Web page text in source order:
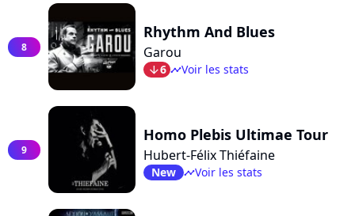
8
Rhythm And Blues
Garou
arrow_bot6 timelineVoir les stats
9
Homo Plebis Ultimae Tour
Hubert-Félix Thiéfaine
New timelineVoir les stats